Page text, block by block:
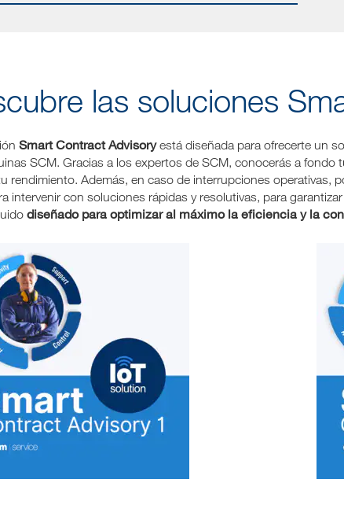
las soluciones
Smart Contract Advisoryestá diseñada para ofrecerte un
SCM. Gracias a los expertos de SCM, conocerás a
rendimiento. Además, en caso de interrupciones operativas,
intervenir con soluciones rápidas y resolutivas, para
diseñado para optimizar al máximo la eficiencia y la